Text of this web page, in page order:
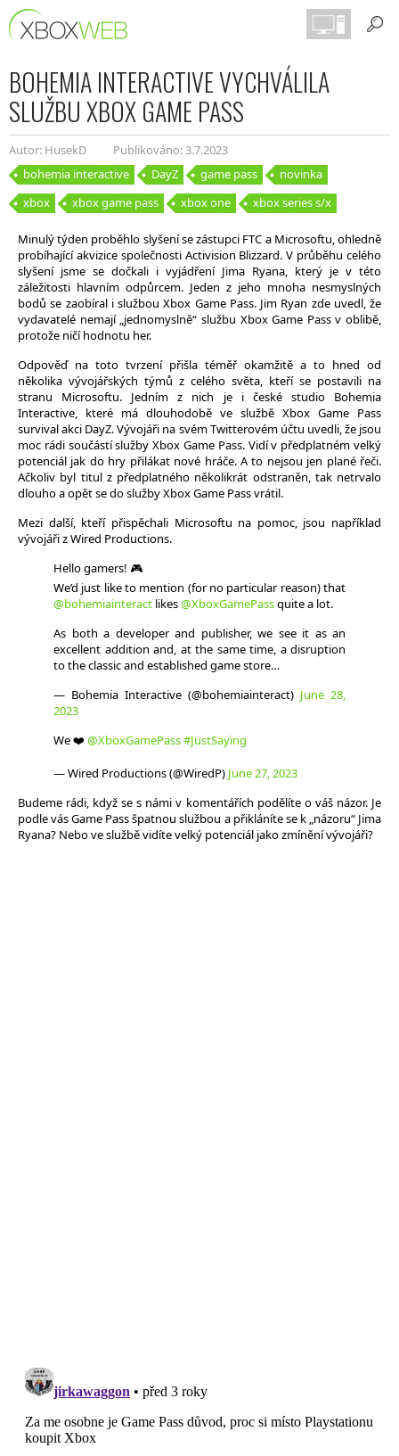
BOHEMIA INTERACTIVE VYCHVÁLILA
SLUŽBU XBOX GAME PASS
Autor: HusekD
Publikováno: 3.7.2023
bohemia interactive
DayZ game pass
novinka
xbox
xbox game pass xbox one xbox series s/x
Minulý týden proběhlo slyšení se zástupci FTC a Microsoftu, ohledně
probíhající akvizice společnosti Activision Blizzard. V průběhu celého
slyšení jsme se dočkali i vyjádření Jima Ryana, který je v této
záležitosti hlavním odpůrcem. Jeden z jeho mnoha nesmyslných
bodů se zaobíral i službou Xbox Game Pass. Jim Ryan zde uvedl, že
vydavatelé nemají „jednomyslně“ službu Xbox Game Pass v oblibě,
protože ničí hodnotu her.
Odpověď na toto tvrzení přišla téměř okamžitě a to hned od
několika vývojářských týmů z celého světa, kteří se postavili na
stranu Microsoftu. Jedním z nich je i české studio Bohemia
Interactive, které má dlouhodobě ve službě Xbox Game Pass
survival akci DayZ. Vývojáři na svém Twitterovém účtu uvedli, že jsou
moc rádi součástí služby Xbox Game Pass. Vidí v předplatném velký
potenciál jak do hry přilákat nové hráče. A to nejsou jen plané řeči.
Ačkoliv byl titul z předplatného několikrát odstraněn, tak netrvalo
dlouho a opět se do služby Xbox Game Pass vrátil.
Mezi další, kteří přispěchali Microsoftu na pomoc, jsou například
vývojáři z Wired Productions.
Hello gamers! 🎮
We’d just like to mention (for no particular reason) that
@bohemiainteract likes@XboxGamePassquite a lot.
As both a developer and publisher, we see it as an
excellent addition and, at the same time, a disruption
to the classic and established game store…
— Bohemia Interactive (@bohemiainteract) June 28,
2023
We ❤️ @XboxGamePass#JustSaying
— Wired Productions (@WiredP) June 27, 2023
Budeme rádi, když se s námi v komentářích podělíte o váš názor. Je
podle vás Game Pass špatnou službou a přikláníte se k „názoru“ Jima
Ryana? Nebo ve službě vidíte velký potenciál jako zmínění vývojáři?